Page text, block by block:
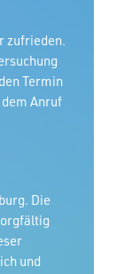
zufrieden.
Termin
Anruf
Die
und